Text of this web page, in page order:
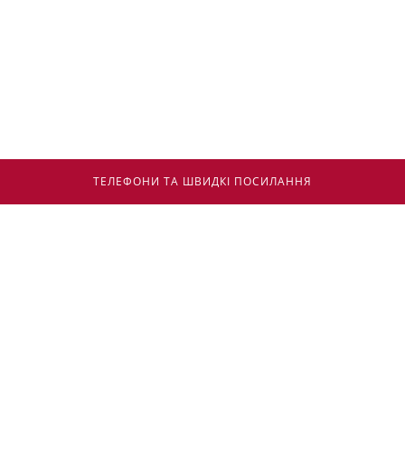
ТЕЛЕФОНИ ТА ШВИДКІ ПОСИЛАННЯ